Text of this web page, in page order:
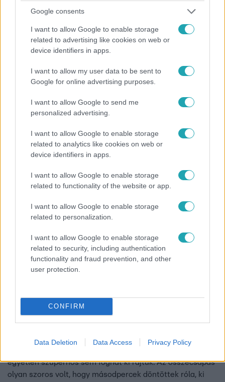
Google consents
I want to allow Google to enable storage
related to advertising like cookies on web or
device identifiers in apps.
I want to allow my user data to be sent to
Google for online advertising purposes.
I want to allow Google to send me
personalized advertising.
I want to allow Google to enable storage
related to analytics like cookies on web or
device identifiers in apps.
I want to allow Google to enable storage
related to functionality of the website or app.
I want to allow Google to enable storage
related to personalization.
I want to allow Google to enable storage
related to security, including authentication
functionality and fraud prevention, and other
user protection.
CONFIRM
Data Deletion Data Access Privacy Policy
The Floor - Csak egy maradhat
2024. május 21. 19:30
„Ne add fel!” – Saját ellenfele biztatta a The Floor
A The Floor összecsapásán a „szerepjáték” volt a
emberekről láthattak képeket, és ezek alapján kellett
kitalálniuk a megszemélyesített karaktereiket. Az egyik
játékos annyira elveszett a kihívásban, hogy ellenfele
The Floor - Csak egy maradhat
2024. május 15. 19:30
Óriási harc robbant ki a szuperhősök téma miatt
Gábor gondolt egy merészet és a saját témakörében
egyetlen szuperhős sem foghat ki rajtuk. Az összecsapás
olyan szoros volt, hogy másodpercek döntöttek róla, ki